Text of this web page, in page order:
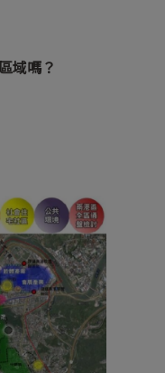
域嗎？